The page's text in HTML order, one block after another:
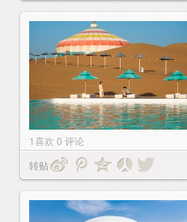
1喜欢 0 评论
转贴